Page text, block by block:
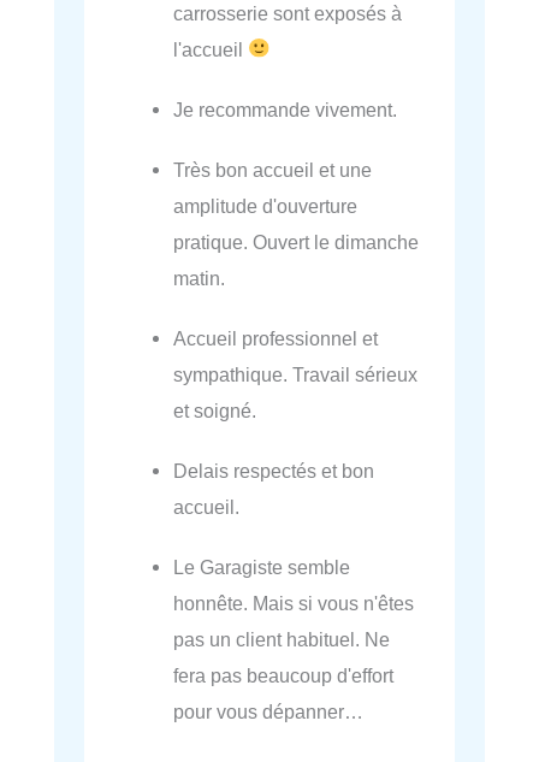
carrosserie sont exposés à
l'accueil
Je recommande vivement.
Très bon accueil et une
amplitude d'ouverture
pratique. Ouvert le dimanche
matin.
Accueil professionnel et
sympathique. Travail sérieux
et soigné.
Delais respectés et bon
accueil.
Le Garagiste semble
honnête. Mais si vous n'êtes
pas un client habituel. Ne
fera pas beaucoup d'effort
pour vous dépanner…